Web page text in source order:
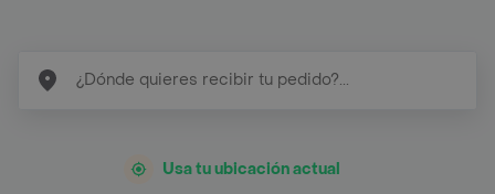
Usa tu ubicación actual